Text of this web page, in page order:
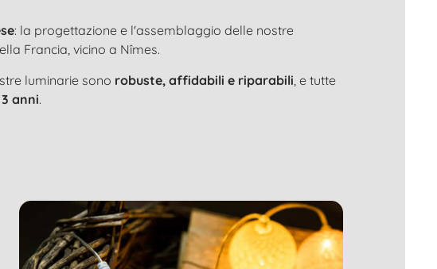
: la progettazione e l'assemblaggio delle nostre
Francia, vicino a Nîmes.
luminarie sono robuste, affidabili e riparabili, e tutte
anni.